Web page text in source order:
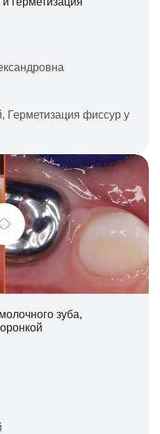
Герметизация фиссур у
зуба,